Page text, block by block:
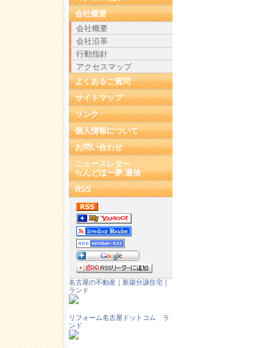
会社概要
会社概要
会社沿革
行動指針
アクセスマップ
よくあるご質問
サイトマップ
リンク
個人情報について
お問い合わせ
ニュースレター
らんどほー夢.通信
RSS
名古屋の不動産｜新築分譲住宅｜
ランド
リフォーム名古屋ドットコム ラ
ンド